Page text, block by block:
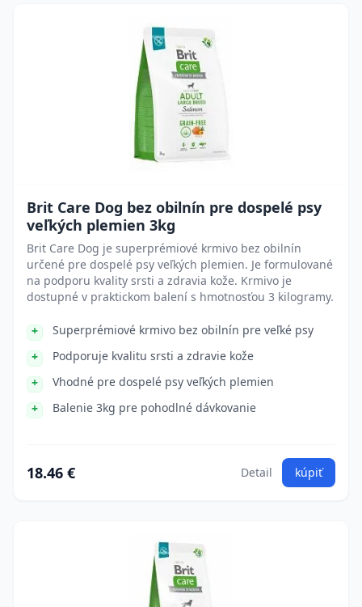
Brit Care Dog bez obilnín pre dospelé psy
veľkých plemien 3kg
Brit Care Dog je superprémiové krmivo bez obilnín
určené pre dospelé psy veľkých plemien. Je formulované
na podporu kvality srsti a zdravia kože. Krmivo je
dostupné v praktickom balení s hmotnosťou 3 kilogramy.
Superprémiové krmivo bez obilnín pre veľké psy
Podporuje kvalitu srsti a zdravie kože
Vhodné pre dospelé psy veľkých plemien
Balenie 3kg pre pohodlné dávkovanie
18.46 € Detail kúpiť